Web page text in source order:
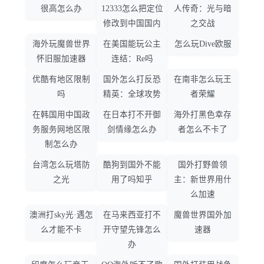
很高怎么办
12333怎么把定位
修改到中国国内
人传奇：光与暗
之交战
海外玩魔兽世界
怀旧服加速器
在美国能玩公主
连结：Re吗
怎么玩Dive欧服
优酷有地区限制
吗
国外怎么打反恐
精英：全球攻势
在南非怎么玩王
者荣耀
在韩国用中国政
务服务网地区限
制怎么办
在日本打不开御
剑情缘怎么办
海外打黑色幸存
者怎么不卡了
台湾怎么玩塔防
之光
酷狗到国外不能
用了吗知乎
国外打野兽领
主：新世界用什
么加速
澳洲打sky光·遇怎
么才能不卡
在马来西亚打不
开守望先锋怎么
办
魔兽世界国外加
速器